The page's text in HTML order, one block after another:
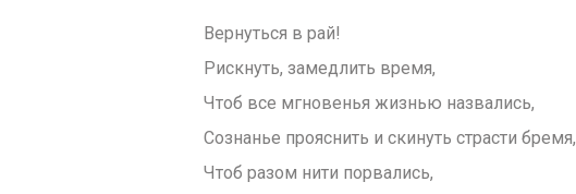
Вернуться в рай!
Рискнуть, замедлить время,
Чтоб все мгновенья жизнью назвались,
Сознанье прояснить и скинуть страсти бремя,
Чтоб разом нити порвались,